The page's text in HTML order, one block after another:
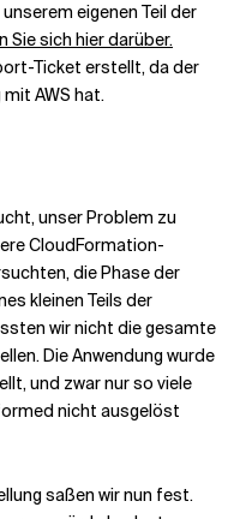
eigenen Teil der
Sie sich hier darüber.
Ticket erstellt, da der
AWS hat.
unser Problem zu
CloudFormation-
die Phase der
kleinen Teils der
wir nicht die gesamte
Die Anwendung wurde
und zwar nur so viele
nicht ausgelöst
saßen wir nun fest.